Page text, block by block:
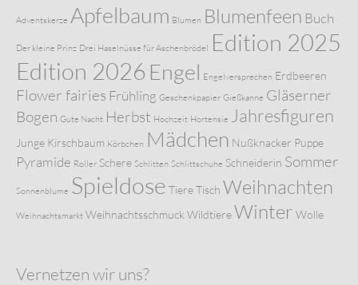
Adventskerze Apfelbaum Blumen Blumenfeen Buch
Der kleine Prinz Drei Haselnüsse für Aschenbrödel Edition 2025
Edition 2026 Engel Engelversprechen Erdbeeren
Flower fairies Frühling Geschenkpapier Gießkanne Gläserner
Bogen Gute Nacht Herbst Hochzeit Hortensie Jahresfiguren
Junge Kirschbaum Körbchen Mädchen Nußknacker Puppe
Pyramide Roller Schere Schlitten Schlittschuhe Schneiderin Sommer
Sonnenblume Spieldose TiereTisch Weihnachten
Weihnachtsmarkt Weihnachtsschmuck WildtiereWinter Wolle
Vernetzen wir uns?